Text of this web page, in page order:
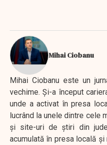
Mihai Ciobanu
Mihai Ciobanu este un
vechime. Şi-a început
unde a activat în presa
lucrând la unele dintre cele
şi site-uri de ştiri din
acumulată în presa locală